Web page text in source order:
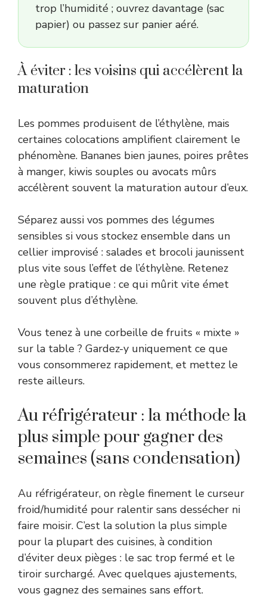
trop l’humidité ; ouvrez davantage (sac
papier) ou passez sur panier aéré.
À éviter : les voisins qui accélèrent la
maturation
Les pommes produisent de l’éthylène, mais
certaines colocations amplifient clairement le
phénomène. Bananes bien jaunes, poires prêtes
à manger, kiwis souples ou avocats mûrs
accélèrent souvent la maturation autour d’eux.
Séparez aussi vos pommes des légumes
sensibles si vous stockez ensemble dans un
cellier improvisé : salades et brocoli jaunissent
plus vite sous l’effet de l’éthylène. Retenez
une règle pratique : ce qui mûrit vite émet
souvent plus d’éthylène.
Vous tenez à une corbeille de fruits « mixte »
sur la table ? Gardez-y uniquement ce que
vous consommerez rapidement, et mettez le
reste ailleurs.
Au réfrigérateur : la méthode la
plus simple pour gagner des
semaines (sans condensation)
Au réfrigérateur, on règle finement le curseur
froid/humidité pour ralentir sans dessécher ni
faire moisir. C’est la solution la plus simple
pour la plupart des cuisines, à condition
d’éviter deux pièges : le sac trop fermé et le
tiroir surchargé. Avec quelques ajustements,
vous gagnez des semaines sans effort.